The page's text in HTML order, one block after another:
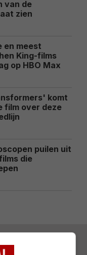
van de
zien
en meest
King-films
op HBO Max
komt
film over deze
puilen uit
die